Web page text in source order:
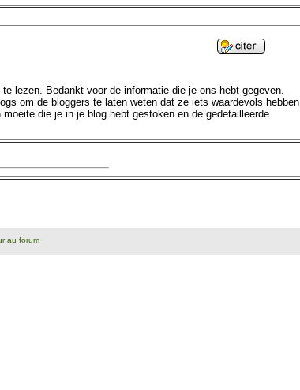
lezen. Bedankt voor de informatie die je ons hebt gegeven.
om de bloggers te laten weten dat ze iets waardevols hebben
die je in je blog hebt gestoken en de gedetailleerde
au forum